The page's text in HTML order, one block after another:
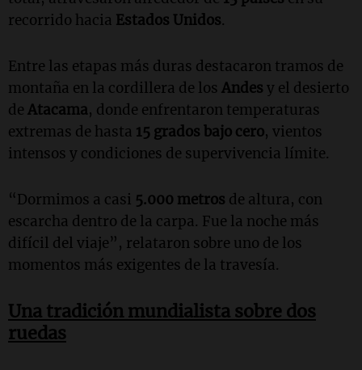
recorrido hacia Estados Unidos.
Entre las etapas más duras destacaron tramos de
montaña en la cordillera de los Andes y el desierto
de Atacama, donde enfrentaron temperaturas
extremas de hasta 15 grados bajo cero, vientos
intensos y condiciones de supervivencia límite.
“Dormimos a casi 5.000 metros de altura, con
escarcha dentro de la carpa. Fue la noche más
difícil del viaje”, relataron sobre uno de los
momentos más exigentes de la travesía.
Una tradición mundialista sobre dos
ruedas